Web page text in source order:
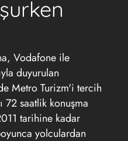
Vodafone ile
duyurulan
Metro Turizm'i tercih
72 saatlik konuşma
tarihine kadar
yolculardan